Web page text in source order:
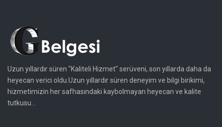
Uzun yıllardır süren "Kaliteli Hizmet" serüveni, son yıllarda daha da
heyecan verici oldu.Uzun yıllardır süren deneyim ve bilgi birikimi,
hizmetimizin her safhasındaki kaybolmayan heyecan ve kalite
tutkusu...